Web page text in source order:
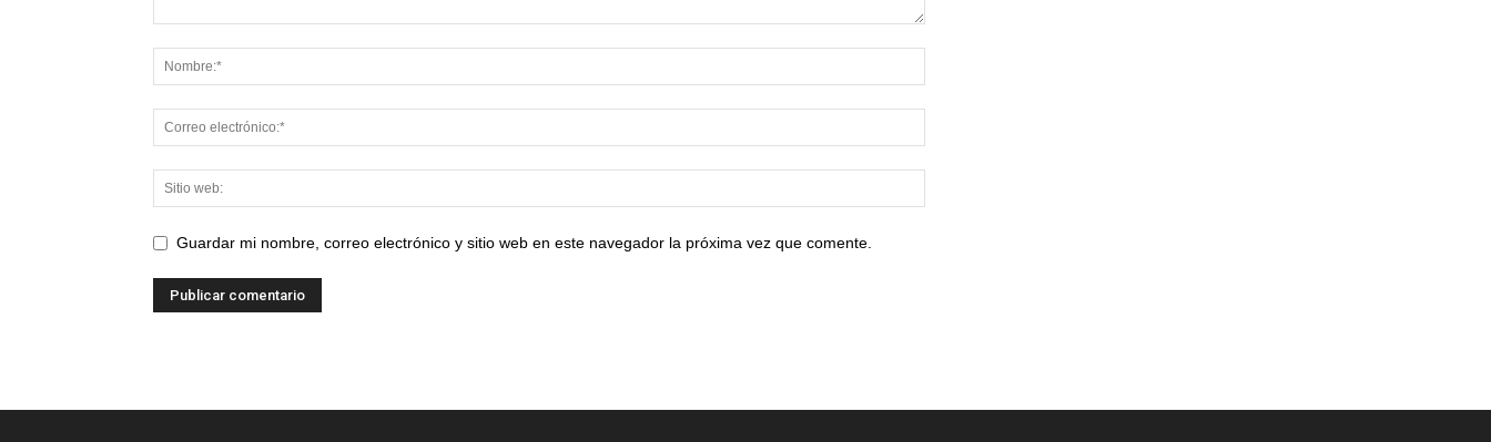
Guardar mi nombre, correo electrónico y sitio web en este navegador la próxima vez que comente.